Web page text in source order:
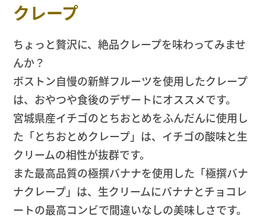
クレープ
ちょっと贅沢に、絶品クレープを味わってみませ
んか？
ボストン自慢の新鮮フルーツを使用したクレープ
は、おやつや食後のデザートにオススメです。
宮城県産イチゴのとちおとめをふんだんに使用し
た「とちおとめクレープ」は、イチゴの酸味と生
クリームの相性が抜群です。
また最高品質の極撰バナナを使用した「極撰バナ
ナクレープ」は、生クリームにバナナとチョコレ
ートの最高コンビで間違いなしの美味しさです。